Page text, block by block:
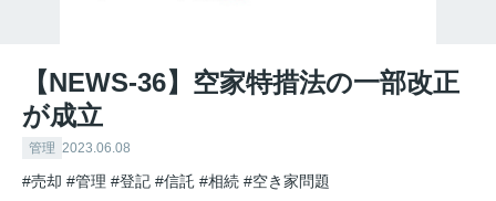
【NEWS-36】空家特措法の一部改正
が成立
管理 2023.06.08
#売却 #管理 #登記 #信託 #相続 #空き家問題